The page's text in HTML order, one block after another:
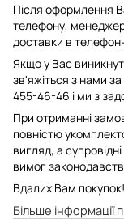
Після оформлення
телефону, менеджер
доставки в
Якщо у Вас
зв'яжіться з нами
455-46-46 і ми з
При отриманні
повністю
вигляд, а
вимог
Вдалих Вам покупок!
Більше інформації